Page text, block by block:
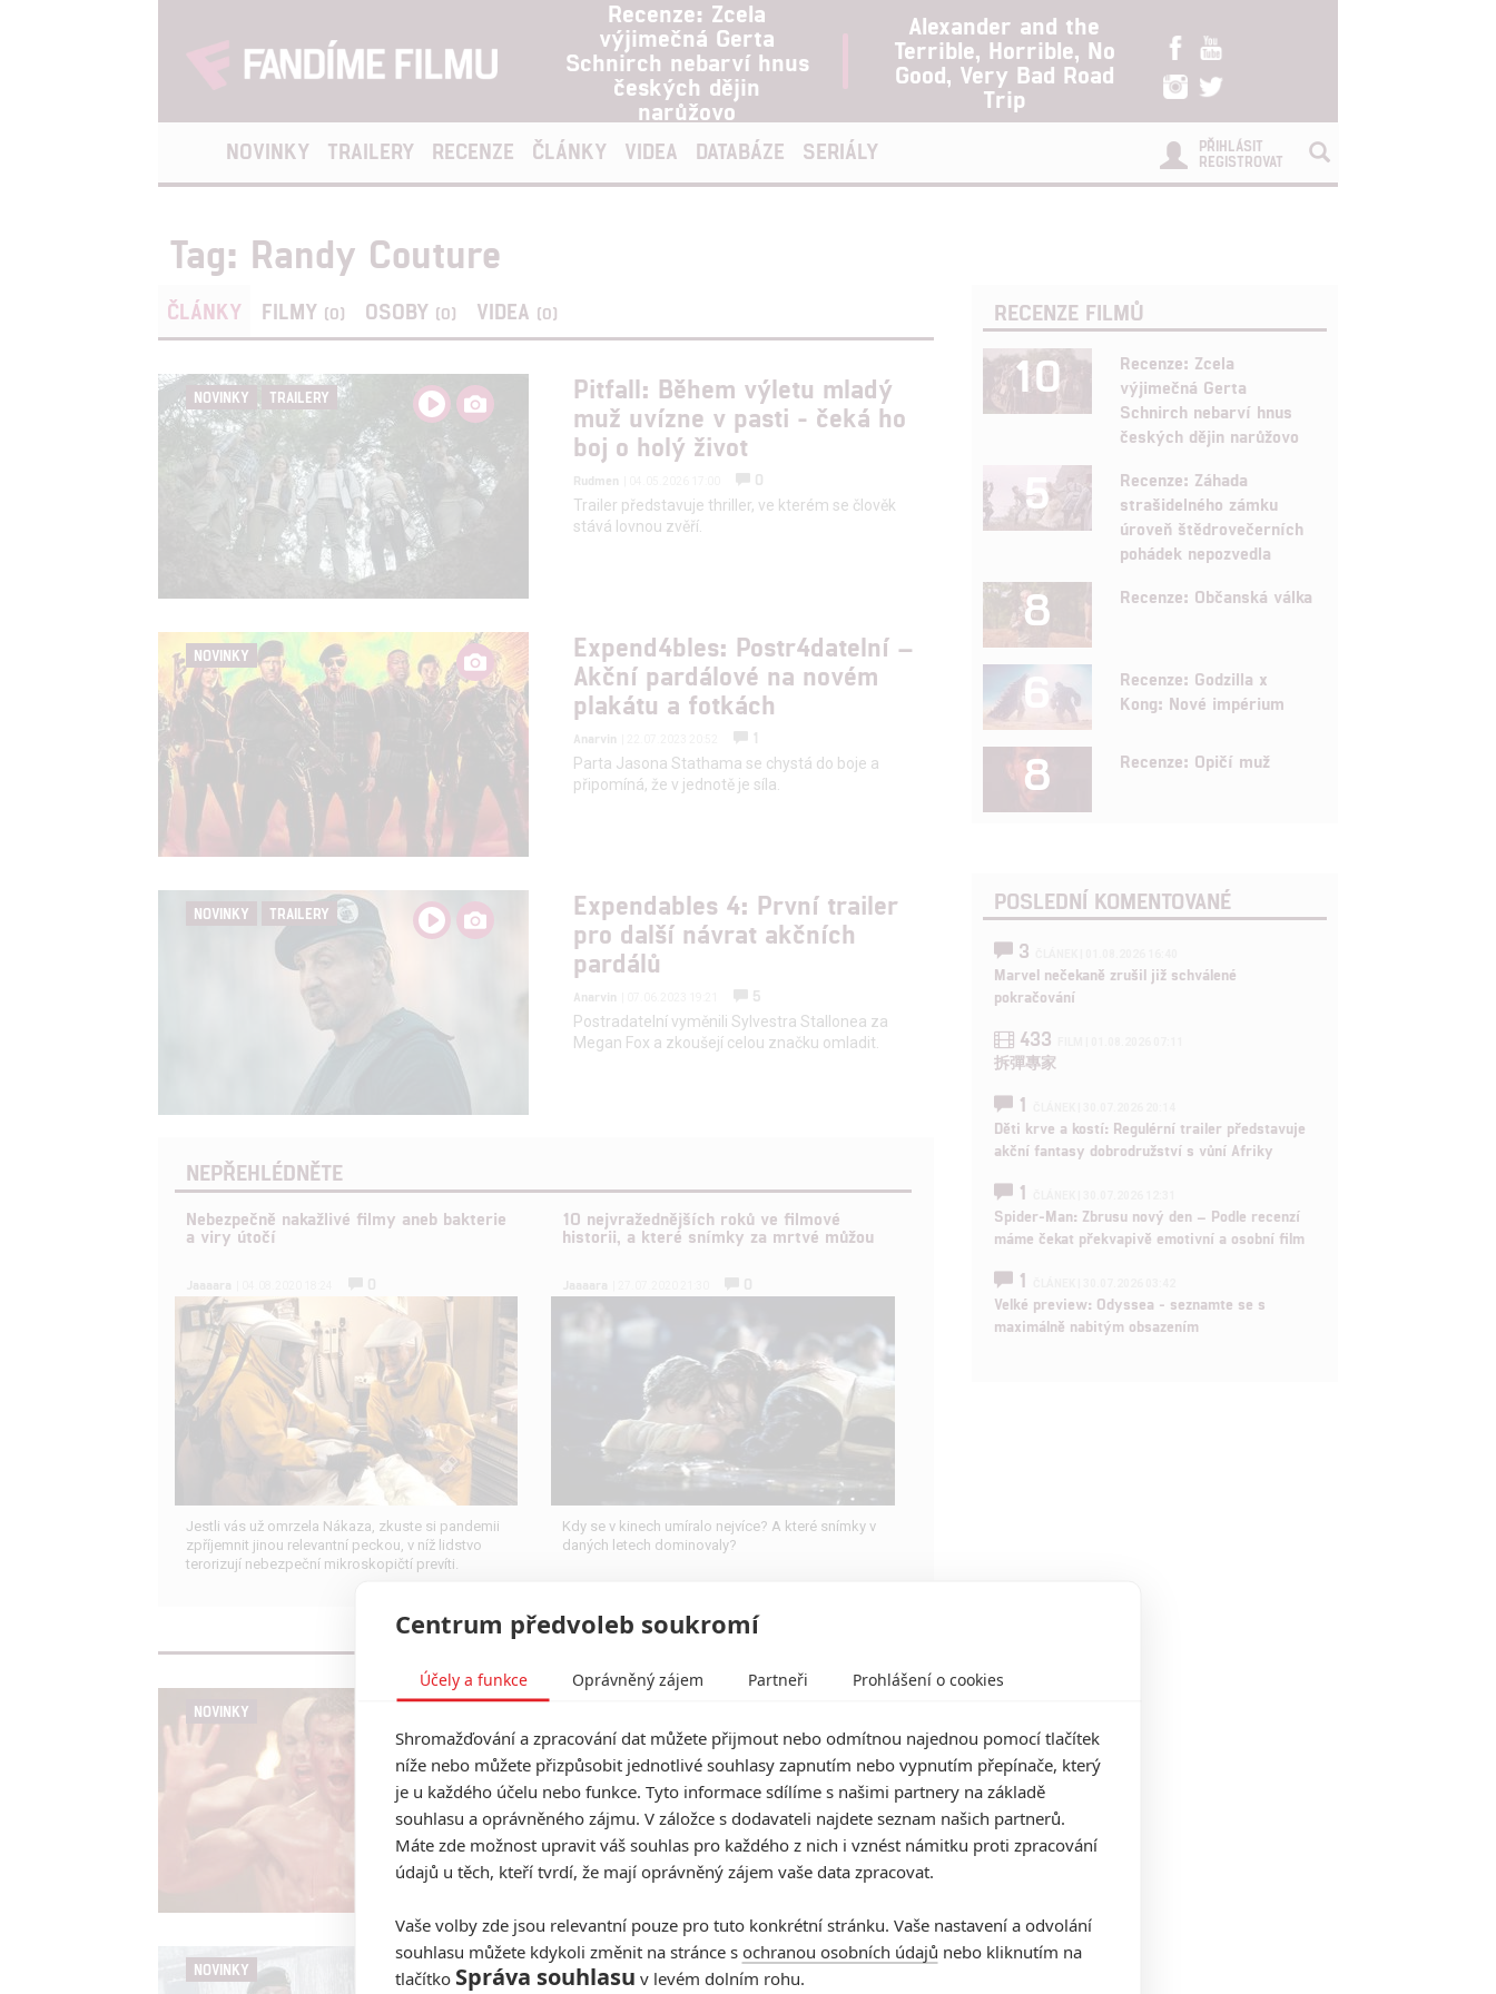
Recenze: Zcela
výjimečná Gerta
Schnirch nebarví hnus
českých dějin
narůžovo
Alexander and the
Terrible, Horrible, No
Good, Very Bad Road
Trip
NOVINKY TRAILERY RECENZE ČLÁNKY VIDEA DATABÁZE SERIÁLY
PŘIHLÁSIT
REGISTROVAT
Tag: Randy Couture
ČLÁNKY FILMY (0) OSOBY (0) VIDEA (0)
NOVINKY TRAILERY
Pitfall: Během výletu mladý
muž uvízne v pasti - čeká ho
boj o holý život
Rudmen
0
Trailer představuje thriller, ve kterém se člověk
stává lovnou zvěří.
NOVINKY
Expend4bles: Postr4datelní –
Akční pardálové na novém
plakátu a fotkách
Anarvin
1
Parta Jasona Stathama se chystá do boje a
připomíná, že v jednotě je síla.
NOVINKY TRAILERY
Expendables 4: První trailer
pro další návrat akčních
pardálů
Anarvin
5
Postradatelní vyměnili Sylvestra Stallonea za
Megan Fox a zkoušejí celou značku omladit.
NEPŘEHLÉDNĚTE
Nebezpečně nakažlivé filmy aneb bakterie
a viry útočí
Jestli vás už omrzela Nákaza, zkuste si pandemii
zpříjemnit jinou relevantní peckou, v níž lidstvo
terorizují nebezpeční mikroskopičtí prevíti.
10 nejvražednějších roků ve filmové
historii, a které snímky za mrtvé můžou
Kdy se v kinech umíralo nejvíce? A které snímky v
daných letech dominovaly?
NOVINKY
Claude Van Damme chystá
svůj úplně poslední akční film
Anarvin | 12.02.2022 09:30
0
Ve finálním snímku akční kariéry s JCVD utká se
svými předchozími filmovými protivníky.
NOVINKY
Expendables 4: Dva členové
RECENZE FILMŮ
10
Recenze: Zcela
výjimečná Gerta
Schnirch nebarví hnus
českých dějin narůžovo
5
Recenze: Záhada
strašidelného zámku
úroveň štědrovečerních
pohádek nepozvedla
8 Recenze: Občanská válka
6
Recenze: Godzilla x
Kong: Nové impérium
8 Recenze: Opičí muž
POSLEDNÍ KOMENTOVANÉ
3
Marvel nečekaně zrušil již schválené
pokračování
433
拆彈專家
1
Děti krve a kostí: Regulérní trailer představuje
akční fantasy dobrodružství s vůní Afriky
1
Spider-Man: Zbrusu nový den – Podle recenzí
máme čekat překvapivě emotivní a osobní film
1
Velké preview: Odyssea - seznamte se s
maximálně nabitým obsazením
Centrum předvoleb soukromí
Účely a funkce Oprávněný zájem Partneři Prohlášení o cookies
Shromažďování a zpracování dat můžete přijmout nebo odmítnou najednou pomocí tlačítek
níže nebo můžete přizpůsobit jednotlivé souhlasy zapnutím nebo vypnutím přepínače, který
je u každého účelu nebo funkce. Tyto informace sdílíme s našimi partnery na základě
souhlasu a oprávněného zájmu. V záložce s dodavateli najdete seznam našich partnerů.
Máte zde možnost upravit váš souhlas pro každého z nich i vznést námitku proti zpracování
údajů u těch, kteří tvrdí, že mají oprávněný zájem vaše data zpracovat.
Vaše volby zde jsou relevantní pouze pro tuto konkrétní stránku. Vaše nastavení a odvolání
souhlasu můžete kdykoli změnit na stránce s ochranou osobních údajů nebo kliknutím na
tlačítko Správa souhlasu v levém dolním rohu.